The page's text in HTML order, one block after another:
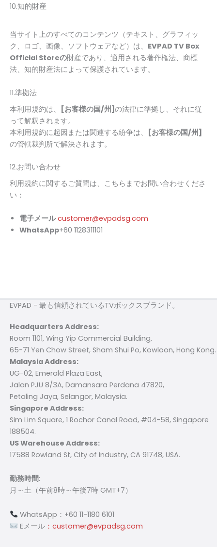
10.知的財産
当サイト上のすべてのコンテンツ（テキスト、グラフィッ
ク、ロゴ、画像、ソフトウェアなど）は、 EVPAD TV Box
Official Storeの財産であり、適用される著作権法、商標
法、知的財産法によって保護されています。
11.準拠法
本利用規約は、
[お客様の国/州] の法律に準拠し、それに従
って解釈されます。
本利用規約に起因または関連する紛争は、
[お客様の国/州]
の管轄裁判所で解決されます。
12.お問い合わせ
利用規約に関するご質問は、こちらまでお問い合わせくださ
い：
電子メール customer@evpadsg.com
WhatsApp+60 1128311101
EVPAD - 最も信頼されているTVボックスブランド。
Headquarters Address:
Room 1101, Wing Yip Commercial Building,
65-71 Yen Chow Street, Sham Shui Po, Kowloon, Hong Kong.
Malaysia Address:
UG-02, Emerald Plaza East,
Jalan PJU 8/3A, Damansara Perdana 47820,
Petaling Jaya, Selangor, Malaysia.
Singapore Address:
Sim Lim Square, 1 Rochor Canal Road, #04-58, Singapore
188504.
US Warehouse Address:
17588 Rowland St, City of Industry, CA 91748, USA.
勤務時間:
月～土（午前8時～午後7時 GMT+7）
WhatsApp：+60 11-1180 6101
Eメール：customer@evpadsg.com